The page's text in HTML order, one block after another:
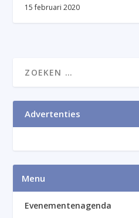
15 februari 2020
Advertenties
Menu
Evenementenagenda